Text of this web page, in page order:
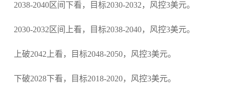
2038-2040区间下看，目标2030-2032，风控3美元。
2030-2032区间上看，目标2038-2040，风控3美元。
上破2042上看，目标2048-2050，风控3美元。
下破2028下看，目标2018-2020，风控3美元。